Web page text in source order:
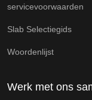
servicevoorwaarden
Slab Selectiegids
Woordenlijst
Werk met ons